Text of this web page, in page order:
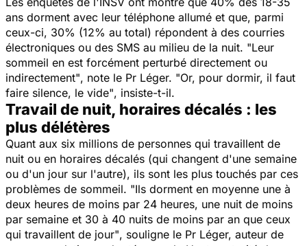
ans dorment avec leur téléphone allumé et que, parmi
ceux-ci, 30% (12% au total) répondent à des courries
électroniques ou des SMS au milieu de la nuit. "Leur
sommeil en est forcément perturbé directement ou
indirectement", note le Pr Léger. "Or, pour dormir, il faut
faire silence, le vide", insiste-t-il.
Travail de nuit, horaires décalés : les
plus délétères
Quant aux six millions de personnes qui travaillent de
nuit ou en horaires décalés (qui changent d'une semaine
ou d'un jour sur l'autre), ils sont les plus touchés par ces
problèmes de sommeil. "Ils dorment en moyenne une à
deux heures de moins par 24 heures, une nuit de moins
par semaine et 30 à 40 nuits de moins par an que ceux
qui travaillent de jour", souligne le Pr Léger, auteur de